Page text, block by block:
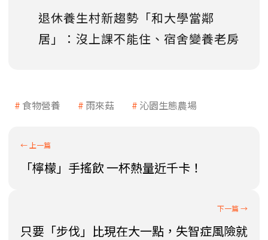
退休養生村新趨勢「和大學當鄰
居」：沒上課不能住、宿舍變養老房
食物營養 雨來菇 沁園生態農場
「檸檬」手搖飲 一杯熱量近千卡！
只要「步伐」比現在大一點，失智症風險就